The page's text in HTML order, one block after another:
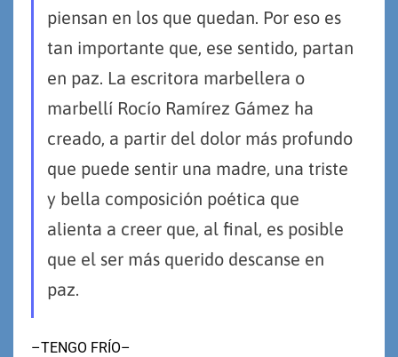
piensan en los que quedan. Por eso es
tan importante que, ese sentido, partan
en paz. La escritora marbellera o
marbellí Rocío Ramírez Gámez ha
creado, a partir del dolor más profundo
que puede sentir una madre, una triste
y bella composición poética que
alienta a creer que, al final, es posible
que el ser más querido descanse en
paz.
–TENGO FRÍO–